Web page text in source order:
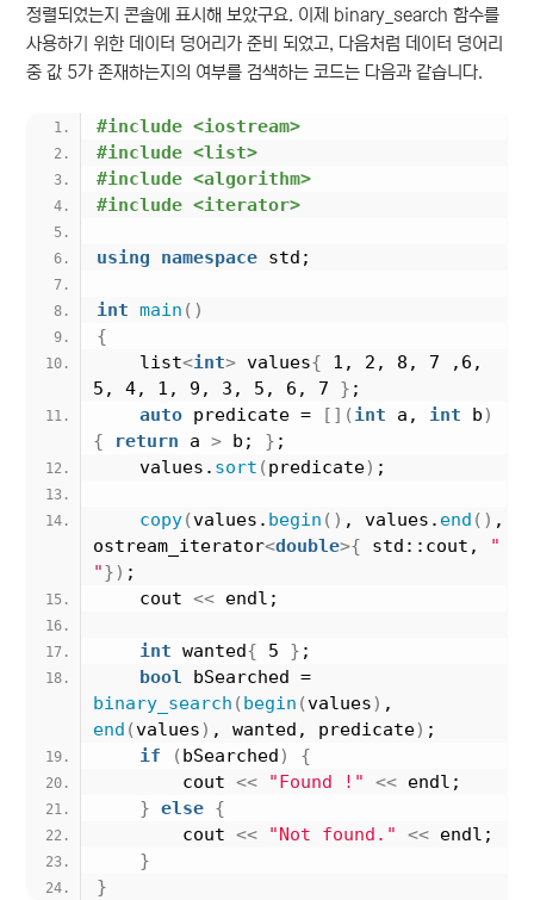
정렬되었는지 콘솔에 표시해 보았구요. 이제 binary_search 함수를
사용하기 위한 데이터 덩어리가 준비 되었고, 다음처럼 데이터 덩어리
중 값 5가 존재하는지의 여부를 검색하는 코드는 다음과 같습니다.
#include <iostream>
#include <list>
#include <algorithm>
#include <iterator>
using namespace std;
int main ()
{
    list
<int> values{ 1, 2, 8, 7 ,6,
5, 4, 1, 9, 3, 5, 6, 7 } ;
auto predicate = [](int a, int b)
{
return a > b; } ;
    values.
sort (predicate) ;
copy(values. begin () , values. end () ,
ostream_iterator<double>{ std::cout, "
"}) ;
    cout
<< endl;
int wanted{ 5 } ;
bool
binary_search (begin (values)
end (values) , wanted, predicate) ;
if
(bSearched)
{
        cout
<< "Found !" << endl;
} else {
        cout
<< "Not found." << endl;
}
}